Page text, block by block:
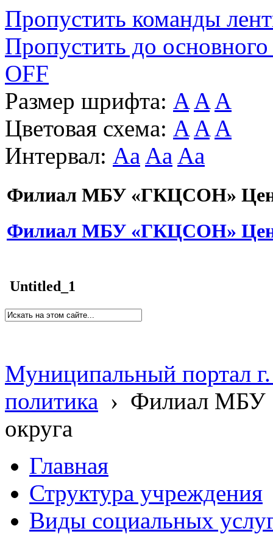
Пропустить команды
Пропустить до основного
OFF
Размер шрифта: A A A
Цветовая схема: A A A
Интервал: Aa Aa Aa
Филиал МБУ «ГКЦСОН»
Филиал МБУ «ГКЦСОН»
Untitled_1
Муниципальный портал
политика › Филиал МБУ
округа
Главная
Структура учреждения
Виды социальных